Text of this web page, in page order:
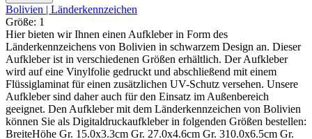
Bolivien | Länderkennzeichen
Größe: 1
Hier bieten wir Ihnen einen Aufkleber in Form des
Länderkennzeichens von Bolivien in schwarzem Design an. Dieser
Aufkleber ist in verschiedenen Größen erhältlich. Der Aufkleber
wird auf eine Vinylfolie gedruckt und abschließend mit einem
Flüssiglaminat für einen zusätzlichen UV-Schutz versehen. Unsere
Aufkleber sind daher auch für den Einsatz im Außenbereich
geeignet. Den Aufkleber mit dem Länderkennzeichen von Bolivien
können Sie als Digitaldruckaufkleber in folgenden Größen bestellen:
BreiteHöhe Gr. 15.0x3.3cm Gr. 27.0x4.6cm Gr. 310.0x6.5cm Gr.